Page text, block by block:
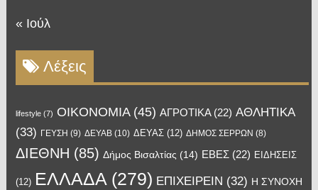
« Ιούλ
Λέξεις
lifestyle(7) OIKONOMIA(45) ΑΓΡΟΤΙΚΑ(22) ΑΘΛΗΤΙΚΑ
(33) ΓΕΥΣΗ (9) ΔΕΥΑΒ(10) ΔΕΥΑΣ(12) ΔΗΜΟΣ ΣΕΡΡΩΝ (8)
ΔΙΕΘΝΗ (85) Δήμος Βισαλτίας (14) ΕΒΕΣ(22) ΕΙΔΗΣΕΙΣ
(12) ΕΛΛΑΔΑ(279) ΕΠΙΧΕΙΡΕΙΝ (32) Η ΣΥΝΟΧΗ